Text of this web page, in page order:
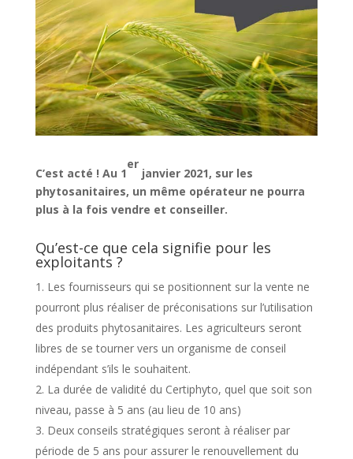
C’est acté ! Au 1
er
janvier 2021, sur les
phytosanitaires, un même opérateur ne pourra
plus à la fois vendre et conseiller.
Qu’est-ce que cela signifie pour les
exploitants ?
Les fournisseurs qui se positionnent sur la vente ne
pourront plus réaliser de préconisations sur l’utilisation
des produits phytosanitaires. Les agriculteurs seront
libres de se tourner vers un organisme de conseil
indépendant s’ils le souhaitent.
La durée de validité du Certiphyto, quel que soit son
niveau, passe à 5 ans (au lieu de 10 ans)
Deux conseils stratégiques seront à réaliser par
période de 5 ans pour assurer le renouvellement du